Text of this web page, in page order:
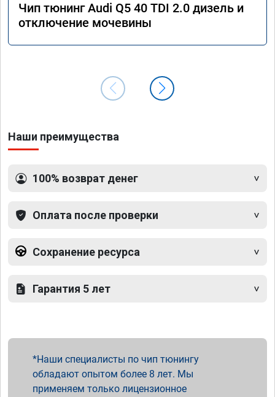
Чип тюнинг Audi Q5 40 TDI 2.0 дизель и
отключение мочевины
Наши преимущества
100% возврат денег
Оплата после проверки
Сохранение ресурса
Гарантия 5 лет
Наши специалисты по чип тюнингу
обладают опытом более 8 лет. Мы
применяем только лицензионное